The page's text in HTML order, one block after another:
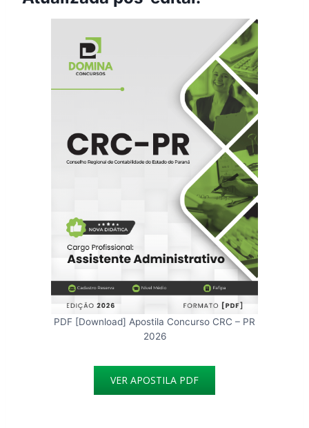
PDF [Download] Apostila Concurso CRC – PR
2026
VER APOSTILA PDF